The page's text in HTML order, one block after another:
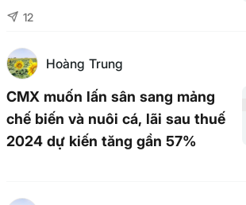
12
Hoàng Trung
CMX muốn lấn sân sang mảng
chế biến và nuôi cá, lãi sau thuế
2024 dự kiến tăng gần 57%